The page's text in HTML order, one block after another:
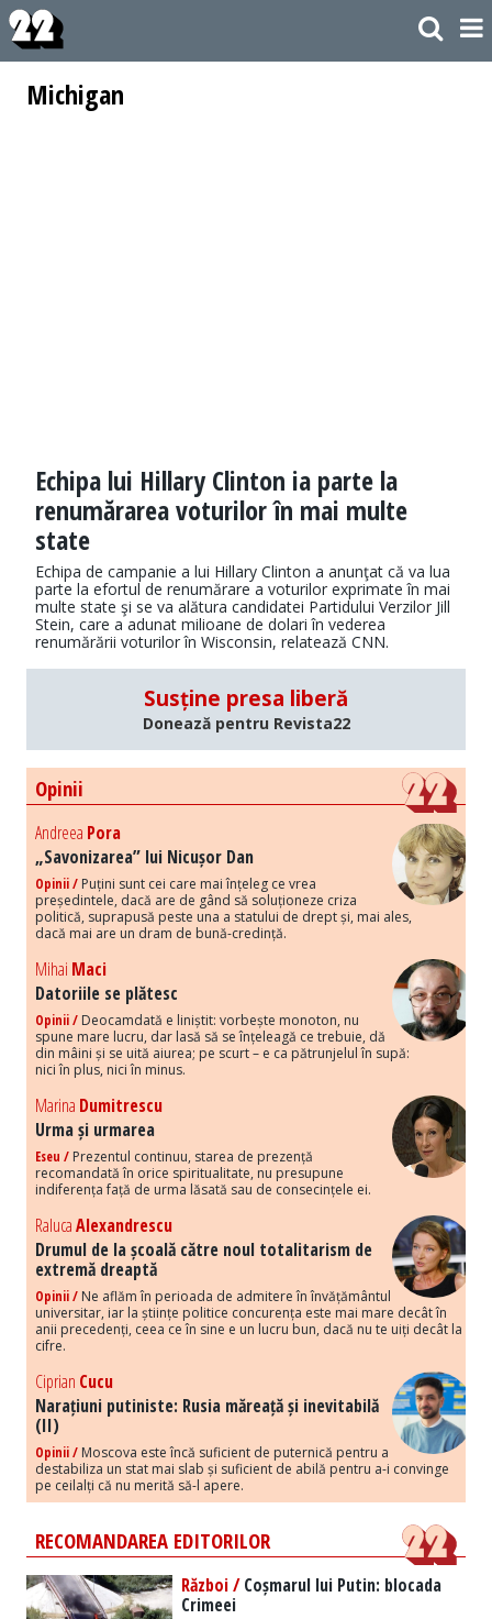
Michigan
Echipa lui Hillary Clinton ia parte la
renumărarea voturilor în mai multe
state
Echipa de campanie a lui Hillary Clinton a anunţat că va lua
parte la efortul de renumărare a voturilor exprimate în mai
multe state şi se va alătura candidatei Partidului Verzilor Jill
Stein, care a adunat milioane de dolari în vederea
renumărării voturilor în Wisconsin, relatează CNN.
Susține presa liberă
Donează pentru Revista22
Opinii
Andreea Pora
„Savonizarea” lui Nicușor Dan
Opinii / Puțini sunt cei care mai înțeleg ce vrea
președintele, dacă are de gând să soluționeze criza
politică, suprapusă peste una a statului de drept și, mai ales,
dacă mai are un dram de bună-credință.
Mihai Maci
Datoriile se plătesc
Opinii / Deocamdată e liniștit: vorbește monoton, nu
spune mare lucru, dar lasă să se înțeleagă ce trebuie, dă
din mâini și se uită aiurea; pe scurt – e ca pătrunjelul în supă:
nici în plus, nici în minus.
Marina Dumitrescu
Urma și urmarea
Eseu / Prezentul continuu, starea de prezență
recomandată în orice spiritualitate, nu presupune
indiferența față de urma lăsată sau de consecințele ei.
RalucaAlexandrescu
Drumul de la școală către noul totalitarism de
extremă dreaptă
Opinii / Ne aflăm în perioada de admitere în învățământul
universitar, iar la științe politice concurența este mai mare decât în
anii precedenți, ceea ce în sine e un lucru bun, dacă nu te uiți decât la
cifre.
Ciprian Cucu
Narațiuni putiniste: Rusia măreață și inevitabilă
(II)
Opinii / Moscova este încă suficient de puternică pentru a
destabiliza un stat mai slab și suficient de abilă pentru a-i convinge
pe ceilalți că nu merită să-l apere.
RECOMANDAREA EDITORILOR
Război /Coșmarul lui Putin: blocada
Crimeei